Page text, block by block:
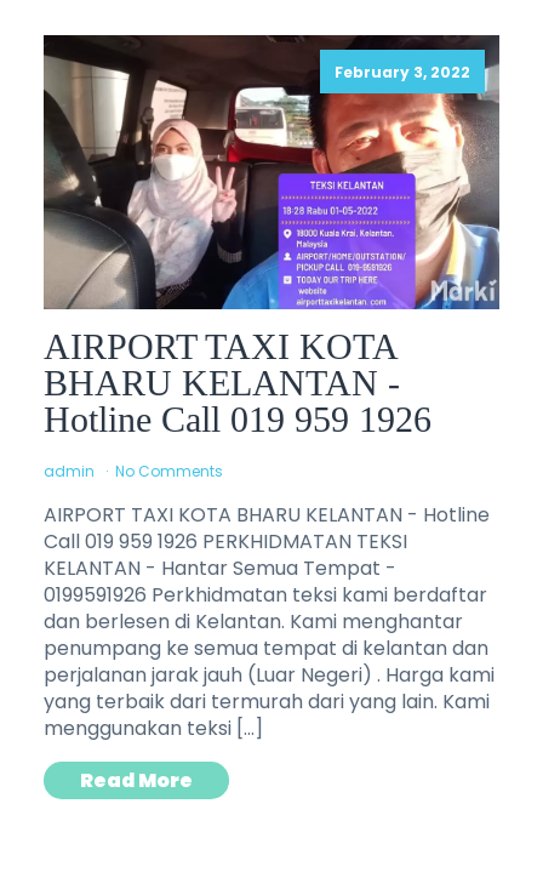
February 3, 2022
AIRPORT TAXI KOTA
BHARU KELANTAN -
Hotline Call 019 959 1926
admin No Comments
AIRPORT TAXI KOTA BHARU KELANTAN - Hotline
Call 019 959 1926 PERKHIDMATAN TEKSI
KELANTAN - Hantar Semua Tempat -
0199591926 Perkhidmatan teksi kami berdaftar
dan berlesen di Kelantan. Kami menghantar
penumpang ke semua tempat di kelantan dan
perjalanan jarak jauh (Luar Negeri) . Harga kami
yang terbaik dari termurah dari yang lain. Kami
menggunakan teksi […]
Read More